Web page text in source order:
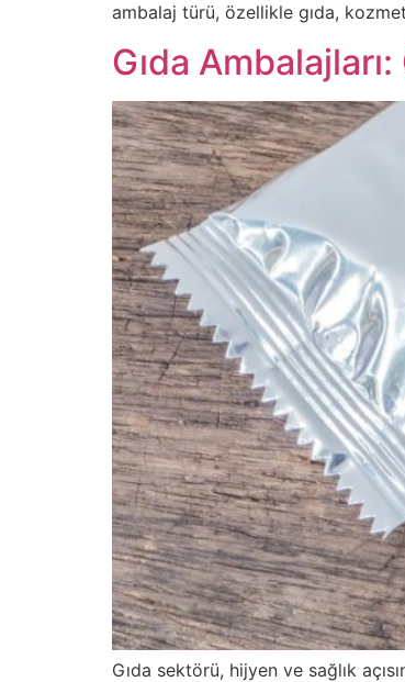
ambalaj türü, özellikle gıda,
Gıda
Gıda sektörü, hijyen ve sağlık